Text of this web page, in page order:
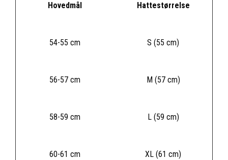
Hovedmål Hattestørrelse
54-55 cm S (55 cm)
56-57 cm M (57 cm)
58-59 cm L (59 cm)
60-61 cm XL (61 cm)